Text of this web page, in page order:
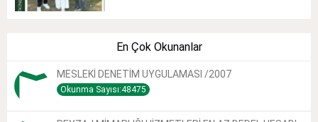
En Çok Okunanlar
MESLEKİ DENETİM UYGULAMASI /2007
Okunma Sayısı:48475